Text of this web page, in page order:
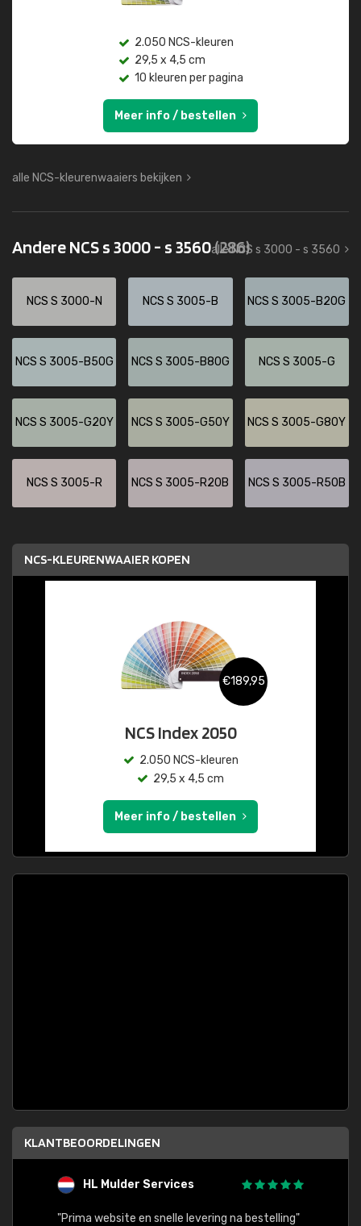
2.050 NCS-kleuren
29,5 x 4,5 cm
10 kleuren per pagina
Meer info / bestellen
alle NCS-kleurenwaaiers bekijken
Andere NCS s 3000 - s 3560(286)
alle NCS s 3000 - s 3560
NCS S 3000-N NCS S 3005-B NCS S 3005-B20G
NCS S 3005-B50G NCS S 3005-B80G NCS S 3005-G
NCS S 3005-G20Y NCS S 3005-G50Y NCS S 3005-G80Y
NCS S 3005-R NCS S 3005-R20B NCS S 3005-R50B
NCS-KLEURENWAAIER KOPEN
€189,95
NCS Index 2050
2.050 NCS-kleuren
29,5 x 4,5 cm
Meer info / bestellen
KLANTBEOORDELINGEN
HL Mulder Services
"Prima website en snelle levering na bestelling"